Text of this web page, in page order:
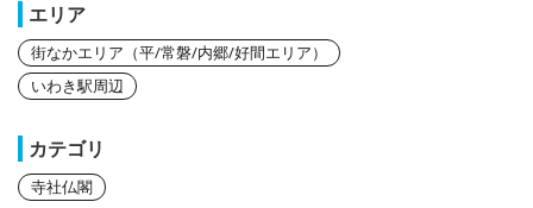
エリア
街なかエリア（平/常磐/内郷/好間エリア）
いわき駅周辺
カテゴリ
寺社仏閣